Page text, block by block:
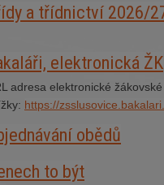
a třídnictví 2026/
elektronická ŽK
adresa elektronické žákovské
https://
obědů
to být